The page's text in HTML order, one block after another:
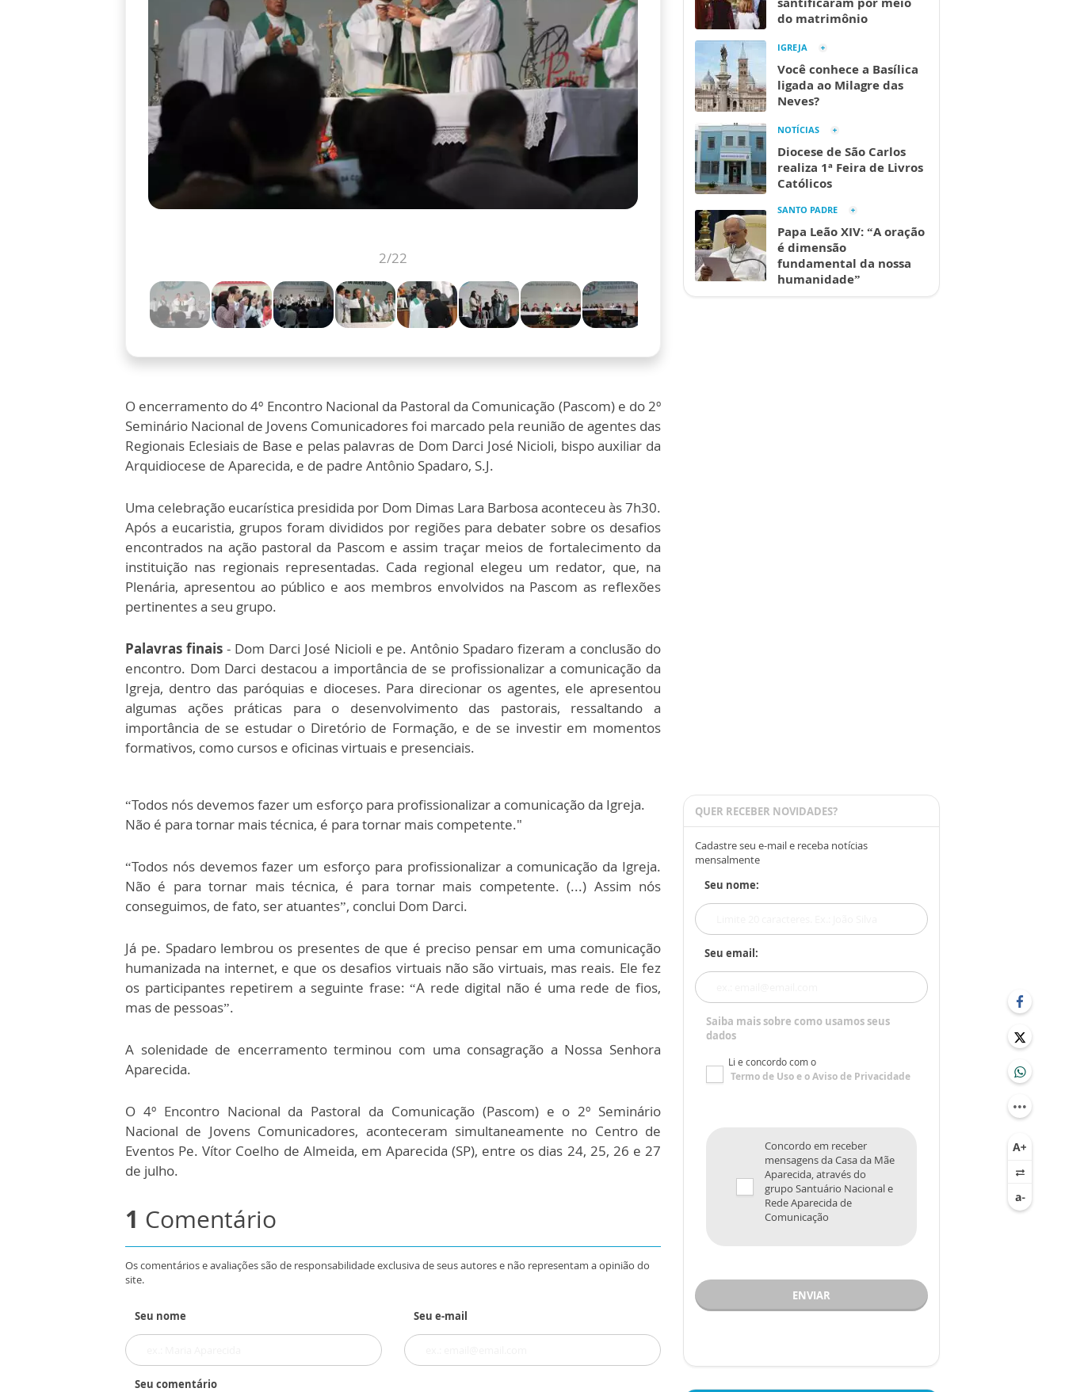
2/22
O encerramento do 4º Encontro Nacional da Pastoral da Comunicação (Pascom) e do 2º
Seminário Nacional de Jovens Comunicadores foi marcado pela reunião de agentes das
Regionais Eclesiais de Base e pelas palavras de Dom Darci José Nicioli, bispo auxiliar da
Arquidiocese de Aparecida, e de padre Antônio Spadaro, S.J.
Uma celebração eucarística presidida por Dom Dimas Lara Barbosa aconteceu às 7h30.
Após a eucaristia, grupos foram divididos por regiões para debater sobre os desafios
encontrados na ação pastoral da Pascom e assim traçar meios de fortalecimento da
instituição nas regionais representadas. Cada regional elegeu um redator, que, na
Plenária, apresentou ao público e aos membros envolvidos na Pascom as reflexões
pertinentes a seu grupo.
Palavras finais- Dom Darci José Nicioli e pe. Antônio Spadaro fizeram a conclusão do
encontro. Dom Darci destacou a importância de se profissionalizar a comunicação da
Igreja, dentro das paróquias e dioceses. Para direcionar os agentes, ele apresentou
algumas ações práticas para o desenvolvimento das pastorais, ressaltando a
importância de se estudar o Diretório de Formação, e de se investir em momentos
formativos, como cursos e oficinas virtuais e presenciais.
“Todos nós devemos fazer um esforço para profissionalizar a comunicação da Igreja.
Não é para tornar mais técnica, é para tornar mais competente."
“Todos nós devemos fazer um esforço para profissionalizar a comunicação da Igreja.
Não é para tornar mais técnica, é para tornar mais competente. (...) Assim nós
conseguimos, de fato, ser atuantes”, conclui Dom Darci.
Já pe. Spadaro lembrou os presentes de que é preciso pensar em uma comunicação
humanizada na internet, e que os desafios virtuais não são virtuais, mas reais. Ele fez
os participantes repetirem a seguinte frase: “A rede digital não é uma rede de fios,
mas de pessoas”.
A solenidade de encerramento terminou com uma consagração a Nossa Senhora
Aparecida.
O 4º Encontro Nacional da Pastoral da Comunicação (Pascom) e o 2º Seminário
Nacional de Jovens Comunicadores, aconteceram simultaneamente no Centro de
Eventos Pe. Vítor Coelho de Almeida, em Aparecida (SP), entre os dias 24, 25, 26 e 27
de julho.
1 Comentário
Os comentários e avaliações são de responsabilidade exclusiva de seus autores e não representam a opinião do
site.
Seu nome Seu e-mail
Seu comentário
do matrimônio
IGREJA
Você conhece a Basílica
ligada ao Milagre das
Neves?
NOTÍCIAS
Diocese de São Carlos
realiza 1ª Feira de Livros
Católicos
SANTO PADRE
Papa Leão XIV: “A oração
é dimensão
fundamental da nossa
humanidade”
QUER RECEBER NOVIDADES?
Cadastre seu e-mail e receba notícias
mensalmente
Seu nome:
Seu email:
Saiba mais sobre como usamos seus
dados
Li e concordo com o
Termo de Usoe oAviso de Privacidade
Concordo em receber
mensagens da Casa da Mãe
Aparecida, através do
grupo Santuário Nacional e
Rede Aparecida de
Comunicação
ENVIAR